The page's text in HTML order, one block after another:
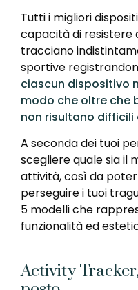
Tutti i migliori
capacità di resistere
tracciano
sportive
ciascun dispositivo
modo che oltre che
non risultano difficili
A seconda dei tuoi
scegliere quale sia il
attività, così da
perseguire i tuoi
5 modelli che
funzionalità ed
Activity